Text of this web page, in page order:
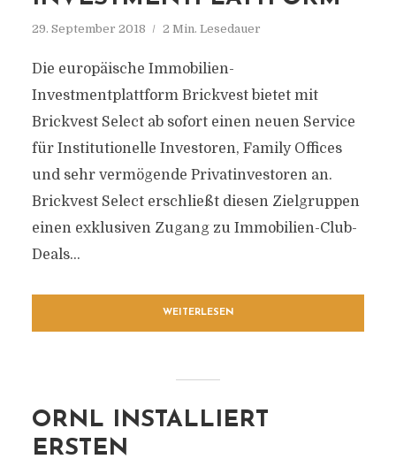
29. September 2018 2 Min. Lesedauer
Die europäische Immobilien-
Investmentplattform Brickvest bietet mit
Brickvest Select ab sofort einen neuen Service
für Institutionelle Investoren, Family Offices
und sehr vermögende Privatinvestoren an.
Brickvest Select erschließt diesen Zielgruppen
einen exklusiven Zugang zu Immobilien-Club-
Deals...
WEITERLESEN
ORNL INSTALLIERT
ERSTEN